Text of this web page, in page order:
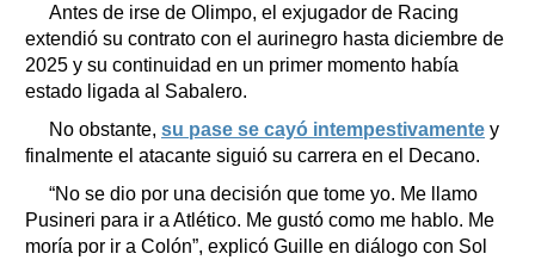
Antes de irse de Olimpo, el exjugador de Racing
extendió su contrato con el aurinegro hasta diciembre de
2025 y su continuidad en un primer momento había
estado ligada al Sabalero.
No obstante, su pase se cayó intempestivamente y
finalmente el atacante siguió su carrera en el Decano.
“No se dio por una decisión que tome yo. Me llamo
Pusineri para ir a Atlético. Me gustó como me hablo. Me
moría por ir a Colón”, explicó Guille en diálogo con Sol